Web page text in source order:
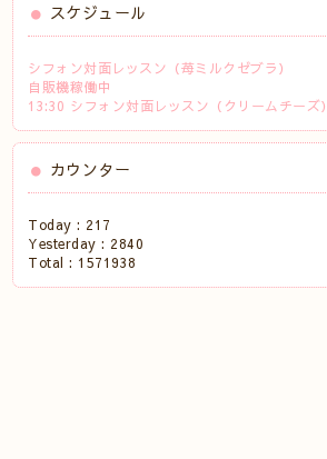
スケジュール
シフォン対面レッスン（苺ミルクゼブラ）
自販機稼働中
13:30 シフォン対面レッスン（クリームチーズ）
カウンター
Today : 217
Yesterday : 2840
Total : 1571938